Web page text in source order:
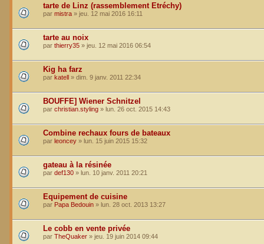
tarte de Linz (rassemblement Etréchy)
par mistra » jeu. 12 mai 2016 16:11
tarte au noix
par thierry35 » jeu. 12 mai 2016 06:54
Kig ha farz
par katell » dim. 9 janv. 2011 22:34
BOUFFE] Wiener Schnitzel
par christian.styling » lun. 26 oct. 2015 14:43
Combine rechaux fours de bateaux
par leoncey » lun. 15 juin 2015 15:32
gateau à la résinée
par def130 » lun. 10 janv. 2011 20:21
Equipement de cuisine
par Papa Bedouin » lun. 28 oct. 2013 13:27
Le cobb en vente privée
par TheQuaker » jeu. 19 juin 2014 09:44